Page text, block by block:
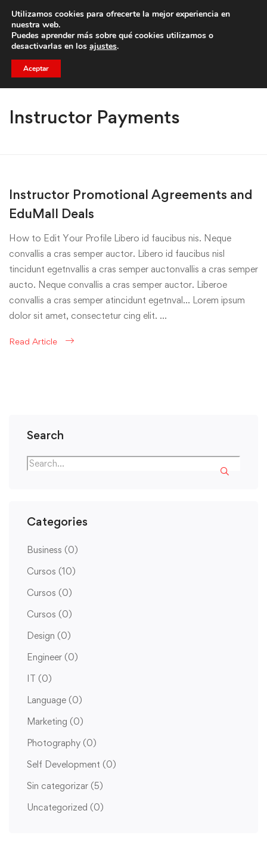
Trae a un amigo y llevaos un total de 75€ de descuento.
Instructor Payments
Instructor Promotional Agreements and
EduMall Deals
How to Edit Your Profile Libero id faucibus nis. Neque
convallis a cras semper auctor. Libero id faucibus nisl
tincidunt egetnvallis a cras semper auctonvallis a cras semper
aucto. Neque convallis a cras semper auctor. Liberoe
convallis a cras semper atincidunt egetnval… Lorem ipsum
dolor sit amet, consectetur cing elit. …
Read Article
Search
Categories
Business (0)
Cursos (10)
Cursos (0)
Cursos (0)
Design (0)
Engineer (0)
IT (0)
Language (0)
Marketing (0)
Photography (0)
Self Development (0)
Sin categorizar (5)
Uncategorized (0)
Utilizamos cookies para ofrecerte la mejor experiencia en
nuestra web.
Puedes aprender más sobre qué cookies utilizamos o
desactivarlas en los ajustes.
Aceptar